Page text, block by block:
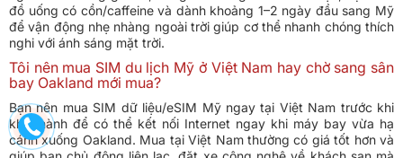
đồ uống có cồn/caffeine và dành khoảng 1–2 ngày đầu sang Mỹ
để vận động nhẹ nhàng ngoài trời giúp cơ thể nhanh chóng thích
nghi với ánh sáng mặt trời.
Tôi nên mua SIM du lịch Mỹ ở Việt Nam hay chờ sang sân
bay Oakland mới mua?
Bạn nên mua SIM dữ liệu/eSIM Mỹ ngay tại Việt Nam trước khi
khởi hành để có thể kết nối Internet ngay khi máy bay vừa hạ
cánh xuống Oakland. Mua tại Việt Nam thường có giá tốt hơn và